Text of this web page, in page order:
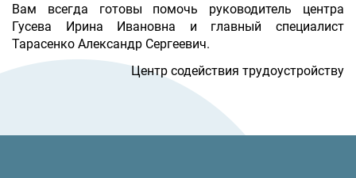
Вам всегда готовы помочь руководитель центра
Гусева Ирина Ивановна и главный специалист
Тарасенко Александр Сергеевич.
Центр содействия трудоустройству